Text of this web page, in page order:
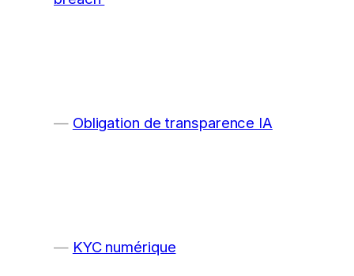
Obligation de transparence IA
KYC numérique